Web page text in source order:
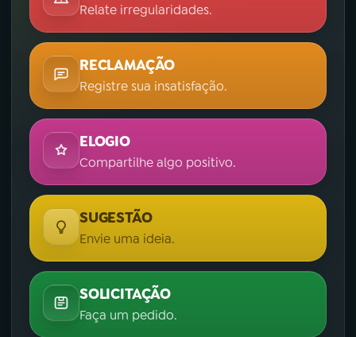
Relate irregularidades.
RECLAMAÇÃO
Registre sua insatisfação.
ELOGIO
Compartilhe algo positivo.
SUGESTÃO
Envie uma ideia.
SOLICITAÇÃO
Faça um pedido.